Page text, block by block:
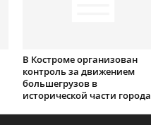
В Костроме организован
контроль за движением
большегрузов в
исторической части города